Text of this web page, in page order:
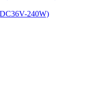
240W)